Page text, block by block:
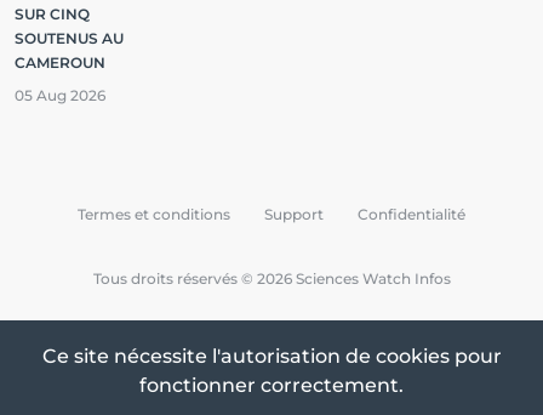
SUR CINQ
SOUTENUS AU
CAMEROUN
05 Aug 2026
Tous droits réservés © 2026 Sciences Watch Infos
Termes et conditions Support Confidentialité
Ce site nécessite l'autorisation de cookies pour
fonctionner correctement.